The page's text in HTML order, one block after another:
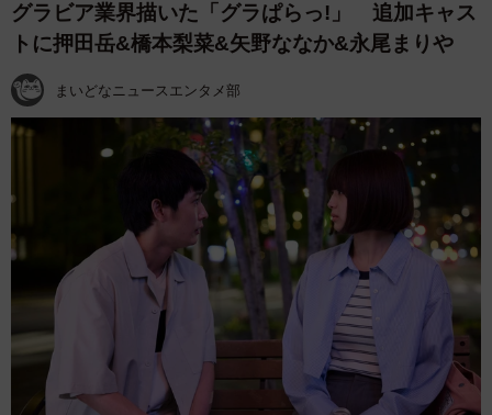
グラビア業界描いた「グラぱらっ!」 追加キャス
トに押田岳&橋本梨菜&矢野ななか&永尾まりや
まいどなニュースエンタメ部